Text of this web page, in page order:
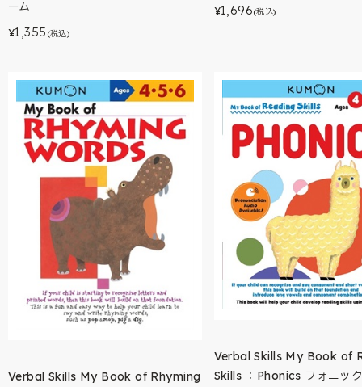
ーム
¥1,355 (税込)
¥1,696(税込)
Verbal Skills My Book of Rhyming
Verbal Skills My Book of
Skills ：Phonics フォニッ